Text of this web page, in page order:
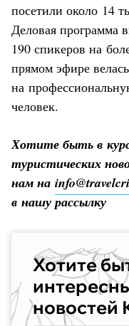
посетили около 14
Деловая программа
190 спикеров на
прямом эфире
на
человек.
Хотите быть в
туристических
нам на
в нашу рассылку
Хотите
новостей